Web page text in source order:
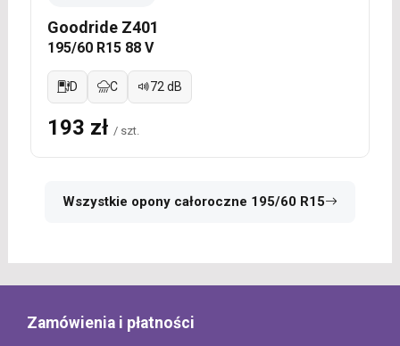
Goodride Z401
195/60 R15 88 V
D C 72 dB
193 zł / szt.
Wszystkie opony całoroczne 195/60 R15
Zamówienia i płatności